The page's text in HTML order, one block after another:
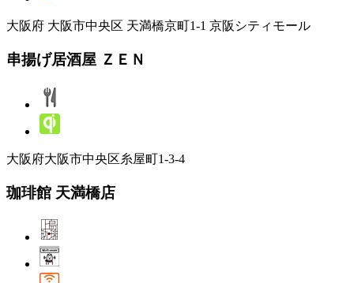
大阪府 大阪市中央区 天満橋京町1-1 京阪シティモール
串揚げ居酒屋 ＺＥＮ
大阪府大阪市中央区糸屋町1-3-4
珈琲館 天満橋店